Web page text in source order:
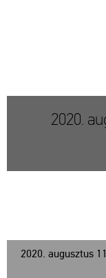
2020.
2020. augusztus